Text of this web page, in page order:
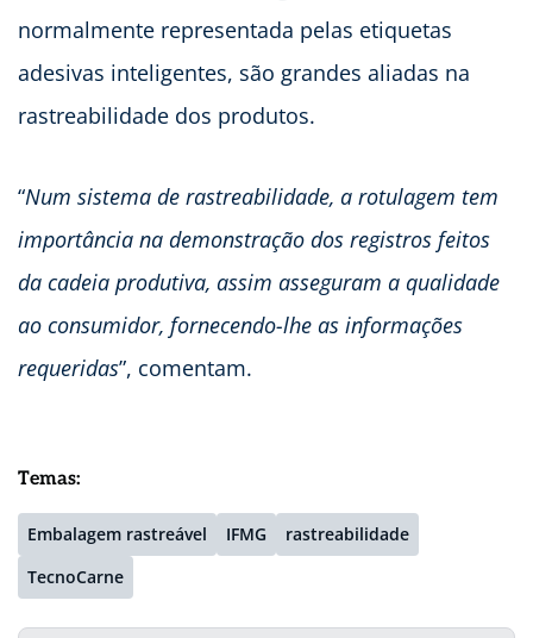
normalmente representada pelas etiquetas
adesivas inteligentes, são grandes aliadas na
rastreabilidade dos produtos.
“Num sistema de rastreabilidade, a rotulagem tem
importância na demonstração dos registros feitos
da cadeia produtiva, assim asseguram a qualidade
ao consumidor, fornecendo-lhe as informações
requeridas”, comentam.
Temas:
Embalagem rastreável IFMG
rastreabilidade
TecnoCarne